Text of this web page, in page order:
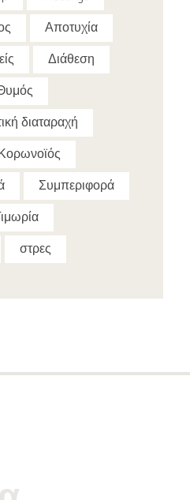
Αποτυχία
Διάθεση
διαταραχή
Συμπεριφορά
στρες